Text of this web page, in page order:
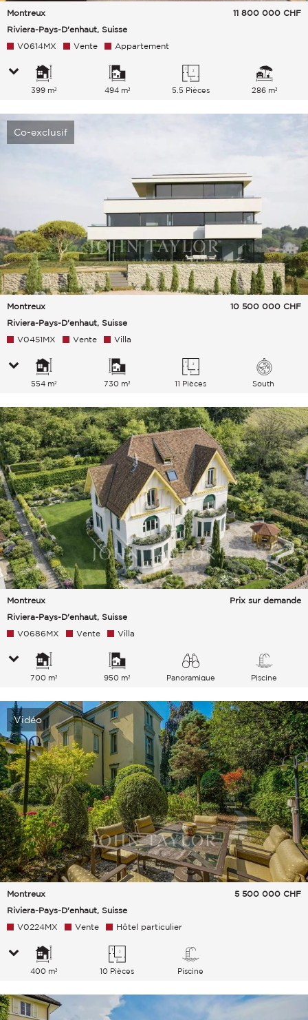
Montreux
Riviera-Pays-D'enhaut, Suisse
11 800 000 CHF
V0614MX Vente Appartement
399 m² 494 m² 5.5 Pièces 286 m²
Co-exclusif
Montreux
Riviera-Pays-D'enhaut, Suisse
10 500 000 CHF
V0451MX Vente Villa
554 m² 730 m² 11 Pièces South
Montreux
Riviera-Pays-D'enhaut, Suisse
Prix sur demande
V0686MX Vente Villa
700 m² 950 m²
Panoramique
Piscine
Vidéo
Montreux
Riviera-Pays-D'enhaut, Suisse
5 500 000 CHF
V0224MX Vente Hôtel particulier
400 m² 10 Pièces Piscine